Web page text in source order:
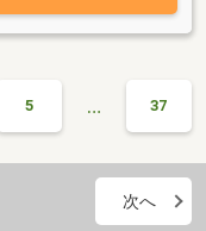
5 … 37
次へ